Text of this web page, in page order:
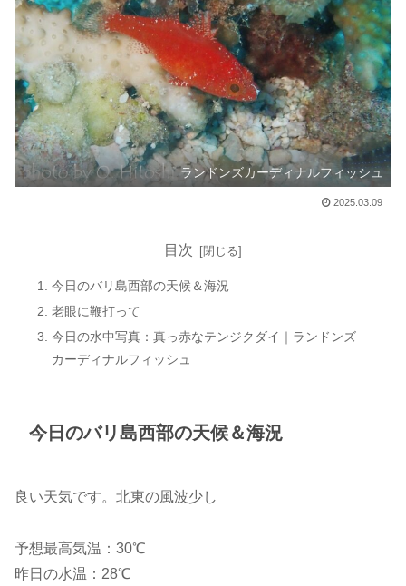
ランドンズカーディナルフィッシュ
2025.03.09
目次
今日のバリ島西部の天候＆海況
老眼に鞭打って
今日の水中写真：真っ赤なテンジクダイ｜ランドンズ
カーディナルフィッシュ
今日のバリ島西部の天候＆海況
良い天気です。北東の風波少し
予想最高気温：30℃
昨日の水温：28℃